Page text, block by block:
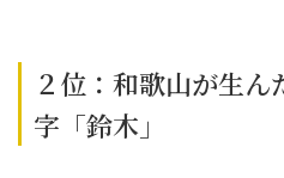
２位：和歌山が生
字「鈴木」